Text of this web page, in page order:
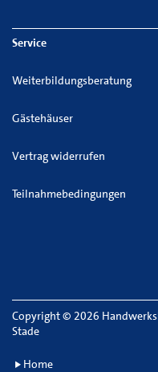
Service
Weiterbildungsberatung
Gästehäuser
Vertrag widerrufen
Teilnahmebedingungen
Copyright© 2026
Stade
Home